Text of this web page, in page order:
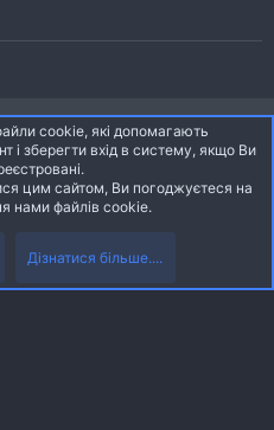
2026 XenForo Ltd.
2022 XenForo Ltd. | dev: Pages
cookie, які допомагають
і зберегти вхід в систему, якщо Ви
цим сайтом, Ви погоджуєтеся на
нами файлів cookie.
Дізнатися більше....